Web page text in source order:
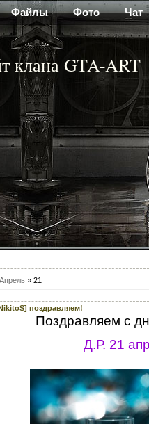
Файлы Фото Чат
клана GTA-ART
Апрель » 21
поздравляем!
Поздравляем с
Д.Р. 21